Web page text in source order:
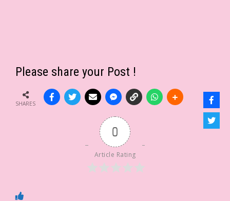
Please share your Post !
SHARES
0
Article Rating